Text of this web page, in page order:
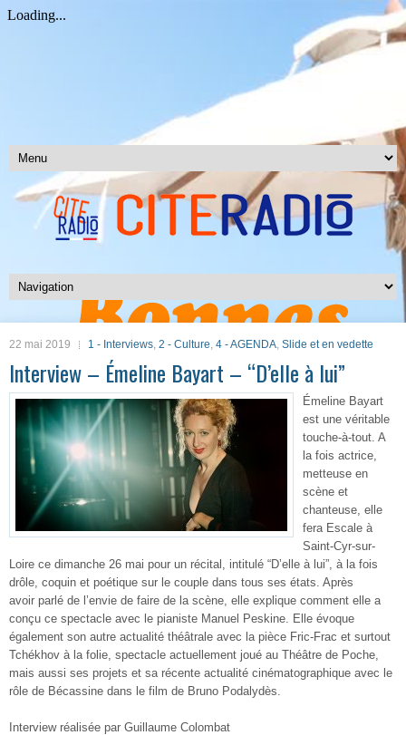
22 mai 2019 1 - Interviews, 2 - Culture, 4 - AGENDA, Slide et en vedette
Interview – Émeline Bayart – “D’elle à lui”
Émeline Bayart
est une véritable
touche-à-tout. A
la fois actrice,
metteuse en
scène et
chanteuse, elle
fera Escale à
Saint-Cyr-sur-
Loire ce dimanche 26 mai pour un récital, intitulé “D’elle à lui”, à la fois
drôle, coquin et poétique sur le couple dans tous ses états. Après
avoir parlé de l’envie de faire de la scène, elle explique comment elle a
conçu ce spectacle avec le pianiste Manuel Peskine. Elle évoque
également son autre actualité théâtrale avec la pièce Fric-Frac et surtout
Tchékhov à la folie, spectacle actuellement joué au Théâtre de Poche,
mais aussi ses projets et sa récente actualité cinématographique avec le
rôle de Bécassine dans le film de Bruno Podalydès.
Interview réalisée par Guillaume Colombat